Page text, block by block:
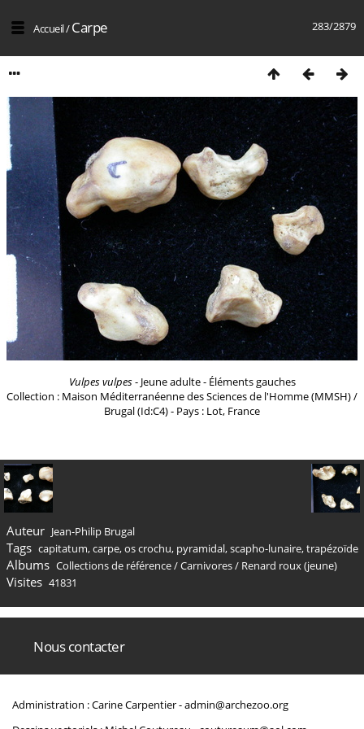
283/2879
Accueil/Carpe
Vulpes vulpes- Jeune adulte - Éléments gauches
Collection : Maison Méditerranéenne des Sciences de l'Homme (MMSH) /
Brugal (Id:C4) - Pays : Lot, France
Auteur Jean-Philip Brugal
Tags capitatum,carpe,os crochu, pyramidal,scapho-lunaire,trapézoïde
Albums Collections de référence/Carnivores/ Renard roux (jeune)
Visites 41831
Nous contacter
Administration : Carine Carpentier -admin@archezoo.org